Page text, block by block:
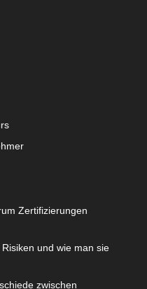
Zertifizierungen
und wie man sie
zwischen